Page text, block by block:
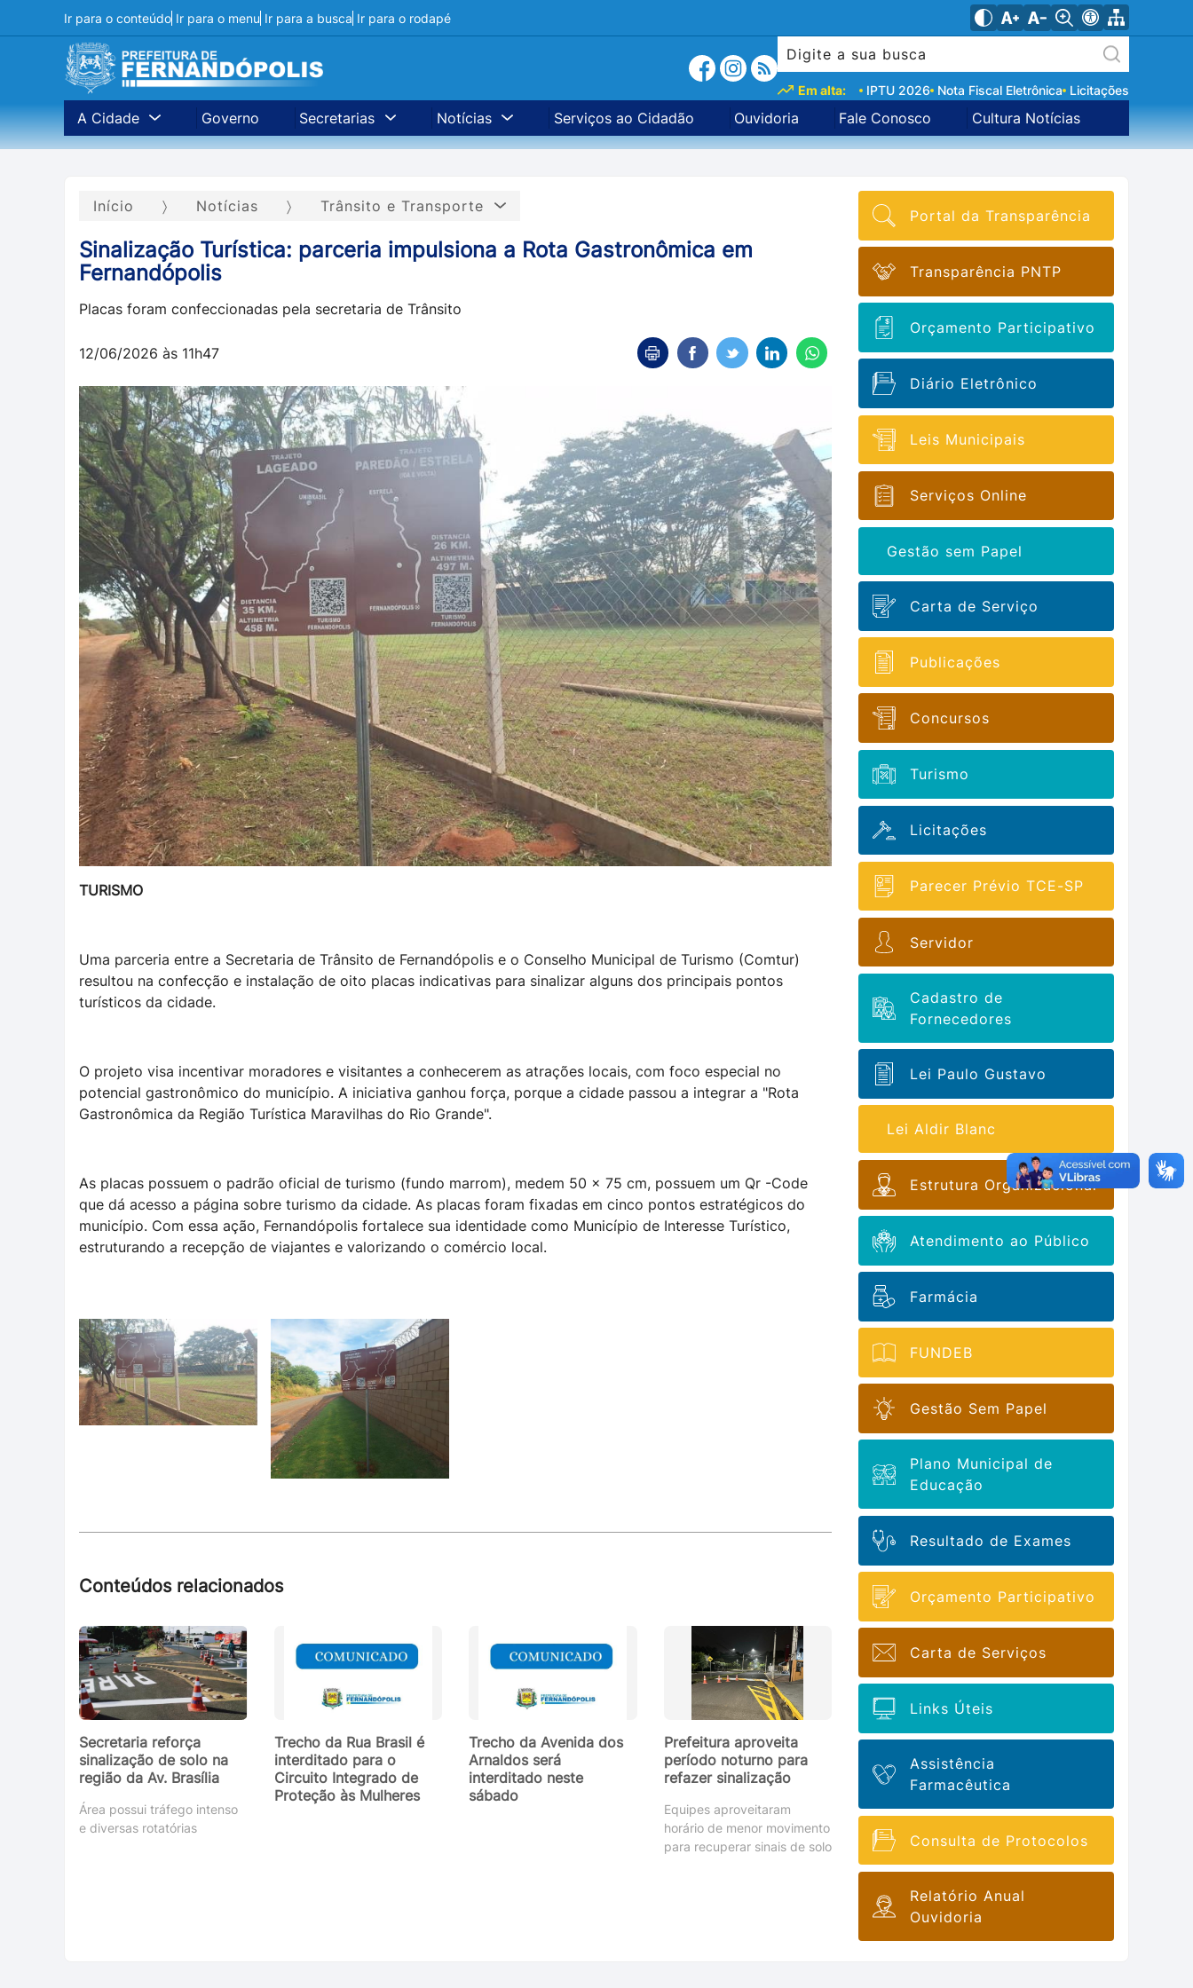
Ir para o conteúdo Ir para o menu Ir para a busca Ir para o rodapé
Em alta: IPTU 2026 Nota Fiscal Eletrônica Licitações
A Cidade Governo Secretarias Notícias Serviços ao Cidadão Ouvidoria Fale Conosco Cultura Notícias
Início Notícias Trânsito e Transporte
Sinalização Turística: parceria impulsiona a Rota Gastronômica em
Fernandópolis
Placas foram confeccionadas pela secretaria de Trânsito
12/06/2026 às 11h47
TURISMO
Uma parceria entre a Secretaria de Trânsito de Fernandópolis e o Conselho Municipal de Turismo (Comtur)
resultou na confecção e instalação de oito placas indicativas para sinalizar alguns dos principais pontos
turísticos da cidade.
O projeto visa incentivar moradores e visitantes a conhecerem as atrações locais, com foco especial no
potencial gastronômico do município. A iniciativa ganhou força, porque a cidade passou a integrar a "Rota
Gastronômica da Região Turística Maravilhas do Rio Grande".
As placas possuem o padrão oficial de turismo (fundo marrom), medem 50 x 75 cm, possuem um Qr -Code
que dá acesso a página sobre turismo da cidade. As placas foram fixadas em cinco pontos estratégicos do
município. Com essa ação, Fernandópolis fortalece sua identidade como Município de Interesse Turístico,
estruturando a recepção de viajantes e valorizando o comércio local.
Conteúdos relacionados
Secretaria reforça
sinalização de solo na
região da Av. Brasília
Área possui tráfego intenso
e diversas rotatórias
Trecho da Rua Brasil é
interditado para o
Circuito Integrado de
Proteção às Mulheres
Trecho da Avenida dos
Arnaldos será
interditado neste
sábado
Prefeitura aproveita
período noturno para
refazer sinalização
Equipes aproveitaram
horário de menor movimento
para recuperar sinais de solo
Portal da Transparência
Transparência PNTP
Orçamento Participativo
Diário Eletrônico
Leis Municipais
Serviços Online
Gestão sem Papel
Carta de Serviço
Publicações
Concursos
Turismo
Licitações
Parecer Prévio TCE-SP
Servidor
Cadastro de
Fornecedores
Lei Paulo Gustavo
Lei Aldir Blanc
Estrutura Organizacional
Atendimento ao Público
Farmácia
FUNDEB
Gestão Sem Papel
Plano Municipal de
Educação
Resultado de Exames
Orçamento Participativo
Carta de Serviços
Links Úteis
Assistência
Farmacêutica
Consulta de Protocolos
Relatório Anual
Ouvidoria